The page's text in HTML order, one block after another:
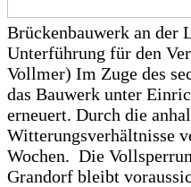
Brückenbauwerk an der
Unterführung für den
Vollmer) Im Zuge des
das Bauwerk unter
erneuert. Durch die
Witterungsverhältnisse
Wochen. Die
Grandorf bleibt